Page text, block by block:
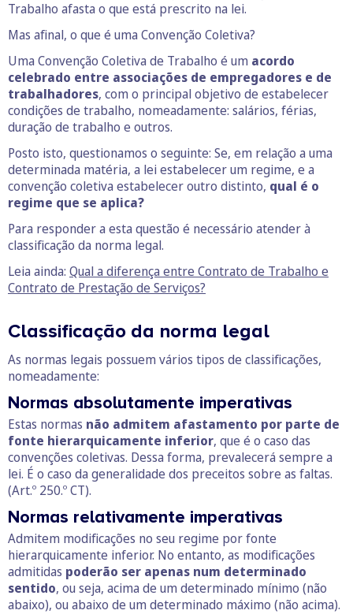
Trabalho afasta o que está prescrito na lei.
Mas afinal, o que é uma Convenção Coletiva?
Uma Convenção Coletiva de Trabalho é um acordo
celebrado entre associações de empregadores e de
trabalhadores, com o principal objetivo de estabelecer
condições de trabalho, nomeadamente: salários, férias,
duração de trabalho e outros.
Posto isto, questionamos o seguinte: Se, em relação a uma
determinada matéria, a lei estabelecer um regime, e a
convenção coletiva estabelecer outro distinto, qual é o
regime que se aplica?
Para responder a esta questão é necessário atender à
classificação da norma legal.
Leia ainda: Qual a diferença entre Contrato de Trabalho e
Contrato de Prestação de Serviços?
Classificação da norma legal
As normas legais possuem vários tipos de classificações,
nomeadamente:
Normas absolutamente imperativas
Estas normas não admitem afastamento por parte de
fonte hierarquicamente inferior, que é o caso das
convenções coletivas. Dessa forma, prevalecerá sempre a
lei. É o caso da generalidade dos preceitos sobre as faltas.
(Art.º 250.º CT).
Normas relativamente imperativas
Admitem modificações no seu regime por fonte
hierarquicamente inferior. No entanto, as modificações
admitidas poderão ser apenas num determinado
sentido, ou seja, acima de um determinado mínimo (não
abaixo), ou abaixo de um determinado máximo (não acima).